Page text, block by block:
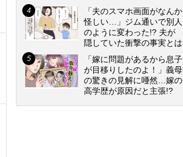
「夫のスマホ画面がなんか
怪しい…」ジム通いで別人
のように変わった!? 夫が
隠していた衝撃の事実とは
「嫁に問題があるから息子
が目移りしたのよ！」義母
の驚きの見解に唖然…嫁の
高学歴が原因だと主張!?